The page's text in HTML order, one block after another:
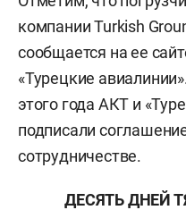
компании Turkish
сообщается на ее
«Турецкие
этого года АКТ и
подписали
сотрудничестве.
ДЕСЯТЬ ДНЕЙ